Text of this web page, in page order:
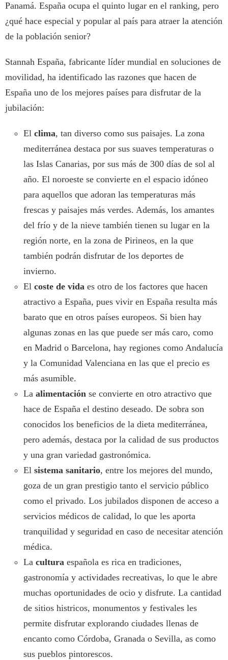
Panamá. España ocupa el quinto lugar en el ranking, pero
¿qué hace especial y popular al país para atraer la atención
de la población senior?
Stannah España, fabricante líder mundial en soluciones de
movilidad, ha identificado las razones que hacen de
España uno de los mejores países para disfrutar de la
jubilación:
El clima, tan diverso como sus paisajes. La zona
mediterránea destaca por sus suaves temperaturas o
las Islas Canarias, por sus más de 300 días de sol al
año. El noroeste se convierte en el espacio idóneo
para aquellos que adoran las temperaturas más
frescas y paisajes más verdes. Además, los amantes
del frío y de la nieve también tienen su lugar en la
región norte, en la zona de Pirineos, en la que
también podrán disfrutar de los deportes de
invierno.
El coste de vida es otro de los factores que hacen
atractivo a España, pues vivir en España resulta más
barato que en otros países europeos. Si bien hay
algunas zonas en las que puede ser más caro, como
en Madrid o Barcelona, hay regiones como Andalucía
y la Comunidad Valenciana en las que el precio es
más asumible.
La alimentación se convierte en otro atractivo que
hace de España el destino deseado. De sobra son
conocidos los beneficios de la dieta mediterránea,
pero además, destaca por la calidad de sus productos
y una gran variedad gastronómica.
El sistema sanitario, entre los mejores del mundo,
goza de un gran prestigio tanto el servicio público
como el privado. Los jubilados disponen de acceso a
servicios médicos de calidad, lo que les aporta
tranquilidad y seguridad en caso de necesitar atención
médica.
La cultura española es rica en tradiciones,
gastronomía y actividades recreativas, lo que le abre
muchas oportunidades de ocio y disfrute. La cantidad
de sitios histricos, monumentos y festivales les
permite disfrutar explorando ciudades llenas de
encanto como Córdoba, Granada o Sevilla, as como
sus pueblos pintorescos.